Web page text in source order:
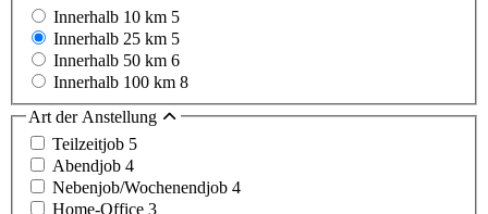
Innerhalb 10 km 5
Innerhalb 25 km 5
Innerhalb 50 km 6
Innerhalb 100 km 8
Art der Anstellung
Teilzeitjob 5
Abendjob 4
Nebenjob/Wochenendjob 4
Home-Office 3